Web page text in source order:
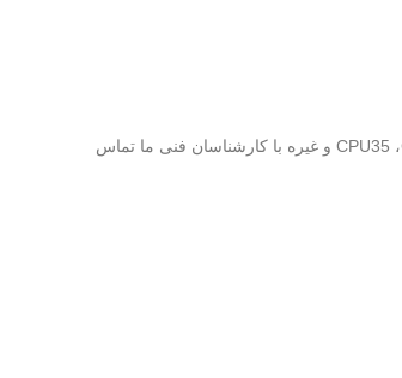
برای دریافت اطلاعات فنی بیشتر یا نحوه ثبت سفارش سی پی یو های امرن سری CJ2M در مدل های CPU35 ،CPU34 ،CPU33 ،CPU32 ،CPU31 ،CPU15 ،CPU14 ،CPU13 ،CPU11 و غیره با کارشناسان فنی ما تماس